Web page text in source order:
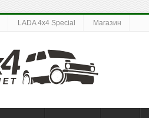
LADA 4x4 Special Магазин